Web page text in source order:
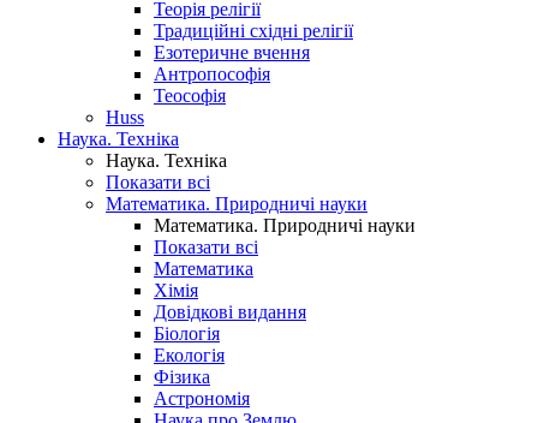
Теорія релігії
Традиційні східні релігії
Езотеричне вчення
Антропософія
Теософія
Huss
Наука. Техніка
Наука. Техніка
Показати всі
Математика. Природничі науки
Математика. Природничі науки
Показати всі
Математика
Хімія
Довідкові видання
Біологія
Екологія
Фізика
Астрономія